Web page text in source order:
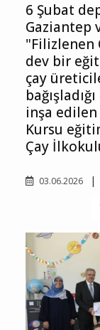
6 Şubat
Gaziantep
"Filizlenen
dev bir
çay
inşa
Kursu
Çay
03.06.2026